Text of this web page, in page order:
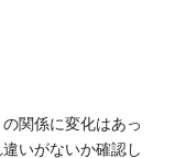
関係に変化はあっ
いがないか確認し